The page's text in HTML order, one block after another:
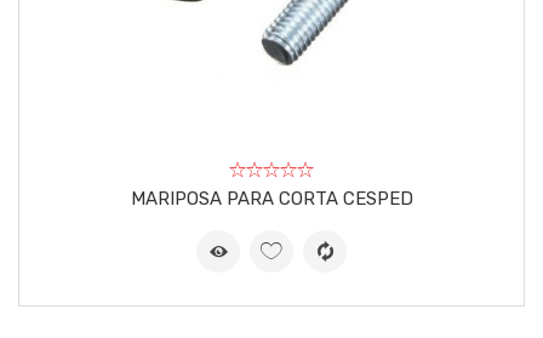
MARIPOSA PARA CORTA CESPED